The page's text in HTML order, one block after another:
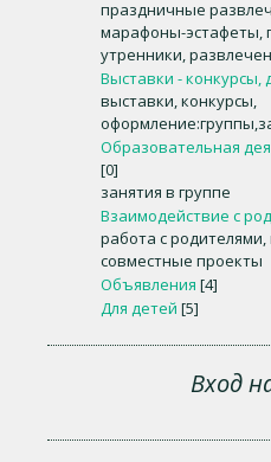
праздничные
марафоны-эстафеты,
утренники,
Выставки - конкурсы,
выставки, конкурсы,
Образовательная
[0]
занятия в группе
Взаимодействие с
работа с родителями,
совместные проекты
Объявления [4]
Для детей [5]
Вход